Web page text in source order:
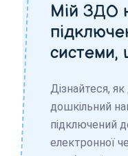
Мій ЗДО
системи,
Дізнайтеся,
дошкільний
підключений
електронної